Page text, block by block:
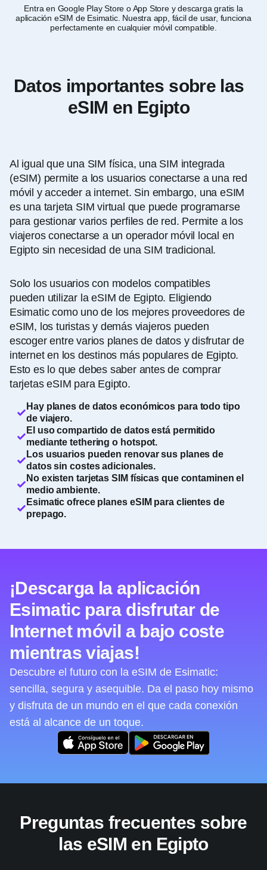
Entra en Google Play Store o App Store y descarga gratis la
aplicación eSIM de Esimatic. Nuestra app, fácil de usar, funciona
perfectamente en cualquier móvil compatible.
Datos importantes sobre las
eSIM en Egipto
Al igual que una SIM física, una SIM integrada
(eSIM) permite a los usuarios conectarse a una red
móvil y acceder a internet. Sin embargo, una eSIM
es una tarjeta SIM virtual que puede programarse
para gestionar varios perfiles de red. Permite a los
viajeros conectarse a un operador móvil local en
Egipto sin necesidad de una SIM tradicional.
Solo los usuarios con modelos compatibles
pueden utilizar la eSIM de Egipto. Eligiendo
Esimatic como uno de los mejores proveedores de
eSIM, los turistas y demás viajeros pueden
escoger entre varios planes de datos y disfrutar de
internet en los destinos más populares de Egipto.
Esto es lo que debes saber antes de comprar
tarjetas eSIM para Egipto.
Hay planes de datos económicos para todo tipo
de viajero.
El uso compartido de datos está permitido
mediante tethering o hotspot.
Los usuarios pueden renovar sus planes de
datos sin costes adicionales.
No existen tarjetas SIM físicas que contaminen el
medio ambiente.
Esimatic ofrece planes eSIM para clientes de
prepago.
¡Descarga la aplicación
Esimatic para disfrutar de
Internet móvil a bajo coste
mientras viajas!
Descubre el futuro con la eSIM de Esimatic:
sencilla, segura y asequible. Da el paso hoy mismo
y disfruta de un mundo en el que cada conexión
está al alcance de un toque.
Preguntas frecuentes sobre
las eSIM en Egipto